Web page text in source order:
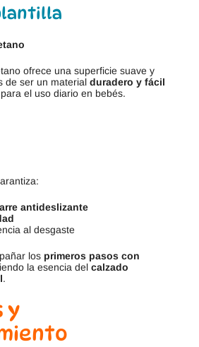
ofrece una superficie suave y
de ser un material duradero y fácil
el uso diario en bebés.
antideslizante
al desgaste
los primeros pasos con
la esencia del calzado
.
y